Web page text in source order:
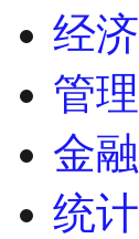
经济
管理
金融
统计